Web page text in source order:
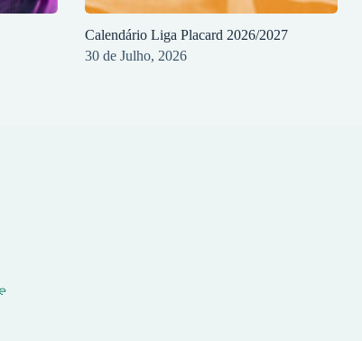
Calendário Liga Placard 2026/2027
30 de Julho, 2026